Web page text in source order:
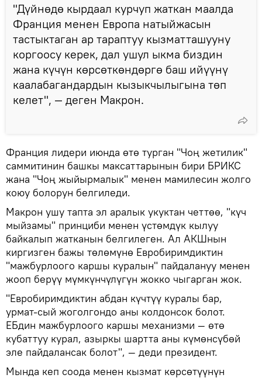
"Дүйнөдө кырдаал курчуп жаткан маалда
Франция менен Европа натыйжасын
тастыктаган ар тараптуу кызматташууну
коргоосу керек, дал ушул ыкма биздин
жана күчүн көрсөткөндөргө баш ийүүнү
каалабагандардын кызыкчылыгына төп
келет", — деген Макрон.
Франция лидери июнда өтө турган "Чоң жетилик"
саммитинин башкы максаттарынын бири БРИКС
жана "Чоң жыйырмалык" менен мамилесин жолго
коюу болорун белгиледи.
Макрон ушу тапта эл аралык укуктан четтөө, "күч
мыйзамы" принциби менен үстөмдүк кылуу
байкалып жатканын белгилеген. Ал АКШнын
киргизген бажы төлөмүнө Евробиримдиктин
"мажбурлоого каршы куралын" пайдалануу менен
жооп берүү мүмкүнчүлүгүн жокко чыгарган жок.
"Евробиримдиктин абдан күчтүү куралы бар,
урмат-сый жоголгондо аны колдонсок болот.
ЕБдин мажбурлоого каршы механизми — өтө
кубаттуу курал, азыркы шартта аны күмөнсүбөй
эле пайдалансак болот", — деди президент.
Мында кеп соода менен кызмат көрсөтүүнүн